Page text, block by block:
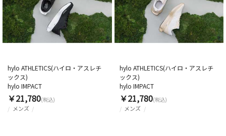
メンズ
hylo ATHLETICS(ハイロ・アスレチ
ックス)
hylo IMPACT
￥21,780(税込)
メンズ
hylo ATHLETICS(ハイロ・アスレチ
ックス)
hylo IMPACT
￥21,780(税込)